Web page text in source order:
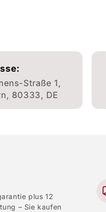
Straße 1,
80333, DE
plus 12
– Sie kaufen